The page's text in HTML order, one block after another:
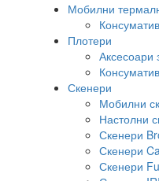
Мобилни
Плотери
Аксесоари
Скенери
Мобилни
Настолни
Скенери
Скенери
Скенери